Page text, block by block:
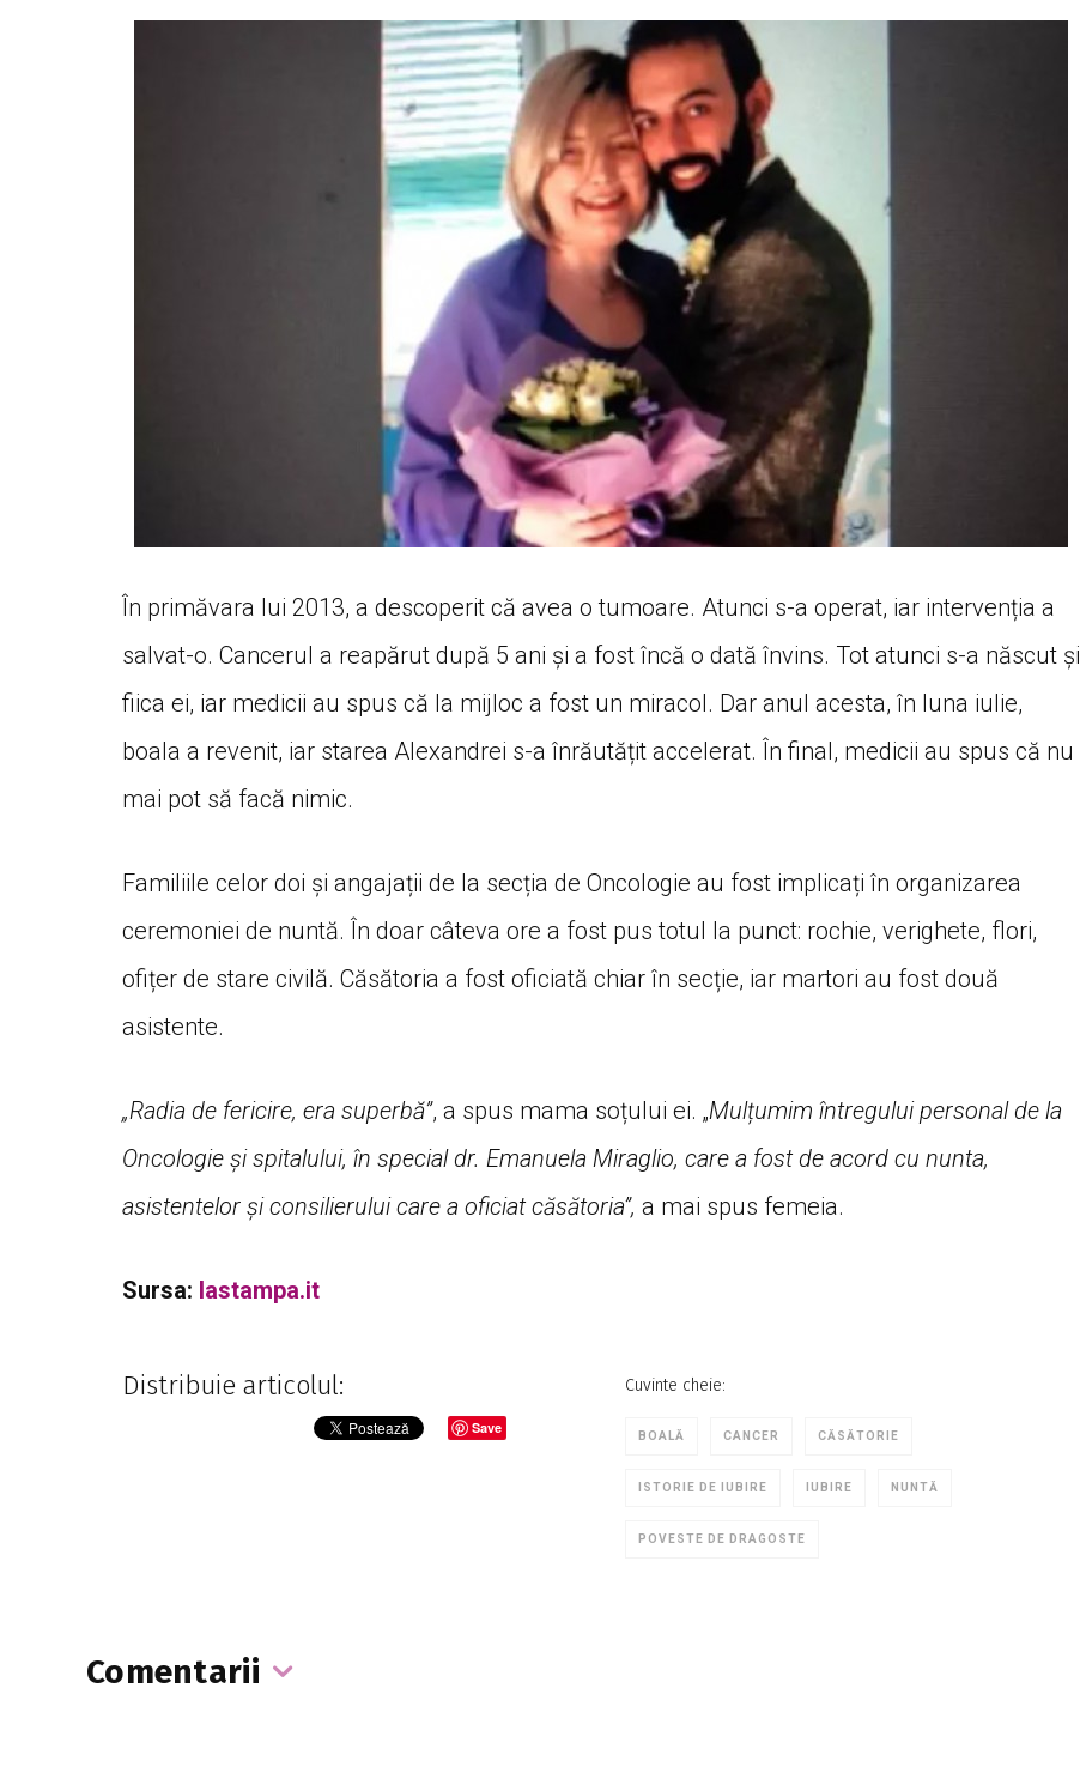
În primăvara lui 2013, a descoperit că avea o tumoare. Atunci s-a operat, iar intervenția a
salvat-o. Cancerul a reapărut după 5 ani și a fost încă o dată învins. Tot atunci s-a născut și
fiica ei, iar medicii au spus că la mijloc a fost un miracol. Dar anul acesta, în luna iulie,
boala a revenit, iar starea Alexandrei s-a înrăutățit accelerat. În final, medicii au spus că nu
mai pot să facă nimic.
Familiile celor doi și angajații de la secția de Oncologie au fost implicați în organizarea
ceremoniei de nuntă. În doar câteva ore a fost pus totul la punct: rochie, verighete, flori,
ofițer de stare civilă. Căsătoria a fost oficiată chiar în secție, iar martori au fost două
asistente.
„Radia de fericire, era superbă”, a spus mama soțului ei. „Mulțumim întregului personal de la
Oncologie și spitalului, în special dr. Emanuela Miraglio, care a fost de acord cu nunta,
asistentelor și consilierului care a oficiat căsătoria”, a mai spus femeia.
Sursa: lastampa.it
Distribuie articolul:
Save
Cuvinte cheie:
BOALĂ CANCER CĂSĂTORIE
ISTORIE DE IUBIRE IUBIRE NUNTĂ
POVESTE DE DRAGOSTE
Comentarii